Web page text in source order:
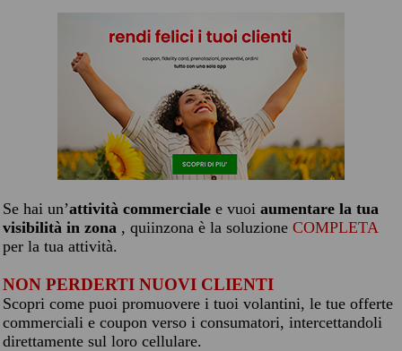
Se hai un’attività commerciale e vuoi aumentare la tua
visibilità in zona , quiinzona è la soluzione COMPLETA
per la tua attività.
NON PERDERTI NUOVI CLIENTI
Scopri come puoi promuovere i tuoi volantini, le tue offerte
commerciali e coupon verso i consumatori, intercettandoli
direttamente sul loro cellulare.